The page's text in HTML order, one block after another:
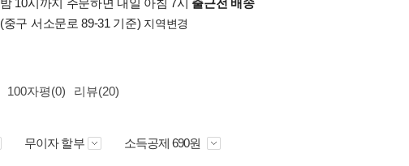
밤 10시까지 주문하면 내일 아침 7시 출근전 배송
(중구 서소문로 89-31 기준) 지역변경
100자평(0) 리뷰(20)
무이자 할부 소득공제 690원